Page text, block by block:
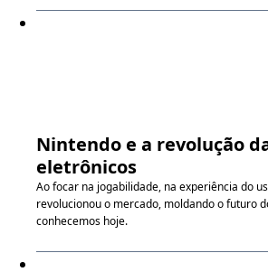
Nintendo e a revolução
eletrônicos
Ao focar na jogabilidade, na experiência do
revolucionou o mercado, moldando o futuro
conhecemos hoje.